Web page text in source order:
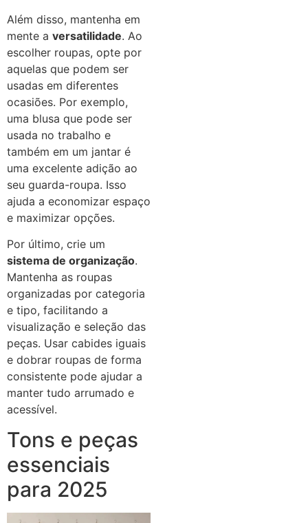
Além disso, mantenha em
mente a versatilidade. Ao
escolher roupas, opte por
aquelas que podem ser
usadas em diferentes
ocasiões. Por exemplo,
uma blusa que pode ser
usada no trabalho e
também em um jantar é
uma excelente adição ao
seu guarda-roupa. Isso
ajuda a economizar espaço
e maximizar opções.
Por último, crie um
sistema de organização.
Mantenha as roupas
organizadas por categoria
e tipo, facilitando a
visualização e seleção das
peças. Usar cabides iguais
e dobrar roupas de forma
consistente pode ajudar a
manter tudo arrumado e
acessível.
Tons e peças
essenciais
para 2025